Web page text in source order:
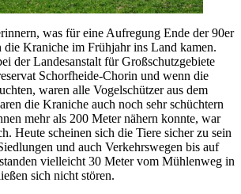
was für eine Aufregung Ende der 90er
die Kraniche im Frühjahr ins Land kamen.
der Landesanstalt für Großschutzgebiete
Schorfheide-Chorin und wenn die
waren alle Vogelschützer aus dem
die Kraniche auch noch sehr schüchtern
mehr als 200 Meter nähern konnte, war
Heute scheinen sich die Tiere sicher zu sein
und auch Verkehrswegen bis auf
vielleicht 30 Meter vom Mühlenweg in
sich nicht stören.